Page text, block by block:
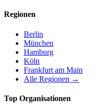
Regionen
Berlin
München
Hamburg
Köln
Frankfurt am Main
Alle Regionen →
Top Organisationen